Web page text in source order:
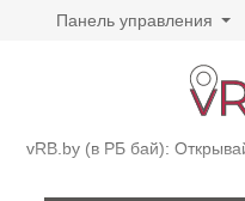
Панель управления
vRB.by (в РБ бай):